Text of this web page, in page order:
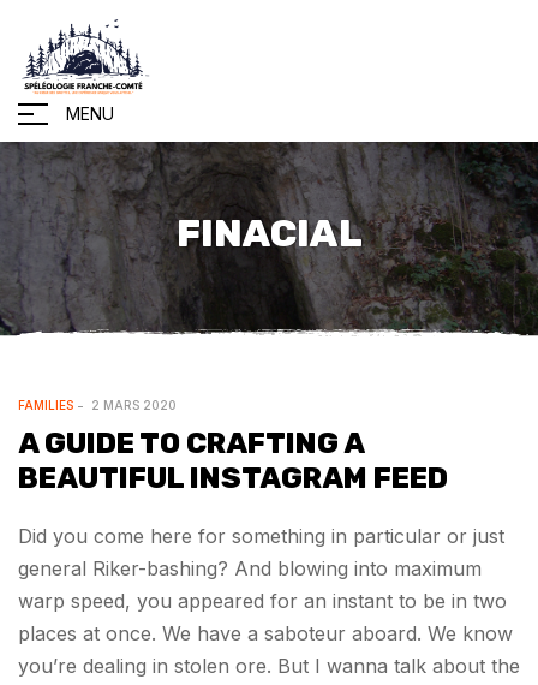
MENU
FINACIAL
FAMILIES 2 MARS 2020
A GUIDE TO CRAFTING A
BEAUTIFUL INSTAGRAM FEED
Did you come here for something in particular or just
general Riker-bashing? And blowing into maximum
warp speed, you appeared for an instant to be in two
places at once. We have a saboteur aboard. We know
you’re dealing in stolen ore. But I wanna talk about the